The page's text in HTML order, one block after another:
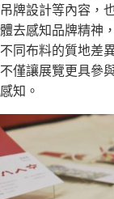
吊牌設計等內容，
體去感知品牌精神
不同布料的質地差
不僅讓展覽更具參
感知。